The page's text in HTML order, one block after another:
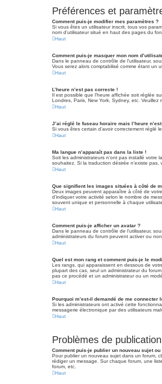
Préférences et
Comment puis-je modifier mes paramètres ?
Si vous êtes un utilisateur inscrit, tous vos
nom d’utilisateur situé en haut des pages du
Haut
Comment puis-je masquer mon nom
Dans le panneau de contrôle de l’utilisateur,
Vous serez alors comptabilisé comme étant un
Haut
L’heure n’est pas correcte !
Il est possible que l’heure affichée soit réglée
Londres, Paris, New York, Sydney, etc. Veuillez
Haut
J’ai réglé le fuseau horaire mais l’heure
Si vous êtes certain d’avoir correctement réglé
Haut
Ma langue n’apparaît pas dans la liste !
Soit les administrateurs n’ont pas installé votre
souhaitez. Si la traduction désirée n’existe
Haut
Que signifient les images situées à côté de
Deux images peuvent apparaître à côté de
d’indiquer votre activité selon le nombre de
souvent unique et personnelle à chaque
Haut
Comment puis-je afficher un avatar ?
Dans le panneau de contrôle de l’utilisateur,
administrateurs du forum peuvent activer ou
Haut
Quel est mon rang et comment puis-je le
Les rangs, qui apparaissent en dessous de
plupart des cas, seul un administrateur du
pas ce procédé et un administrateur ou un
Haut
Pourquoi m’est-il demandé de me
Si les administrateurs ont activé cette
messagerie électronique par des utilisateurs
Haut
Problèmes de publication
Comment puis-je publier un nouveau sujet ou
Pour publier un nouveau sujet dans un forum,
rédiger un message. Sur chaque forum, une
forum, etc.
Haut